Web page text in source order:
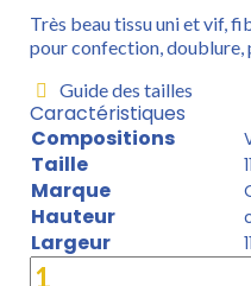
Très beau tissu uni et vif,
pour confection, doublure,
Guide des tailles
Caractéristiques
Compositions
Taille
Marque
Hauteur
Largeur